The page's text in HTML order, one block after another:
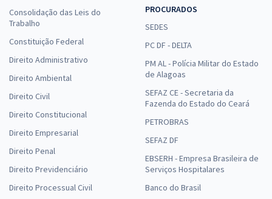
Consolidação das Leis do
Trabalho
Constituição Federal
Direito Administrativo
Direito Ambiental
Direito Civil
Direito Constitucional
Direito Empresarial
Direito Penal
Direito Previdenciário
Direito Processual Civil
PROCURADOS
SEDES
PC DF - DELTA
PM AL - Polícia Militar do Estado
de Alagoas
SEFAZ CE - Secretaria da
Fazenda do Estado do Ceará
PETROBRAS
SEFAZ DF
EBSERH - Empresa Brasileira de
Serviços Hospitalares
Banco do Brasil